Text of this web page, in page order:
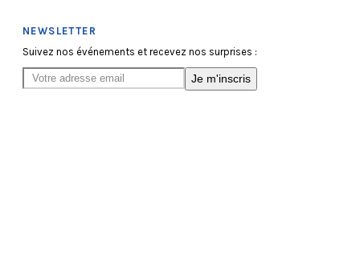
NEWSLETTER
Suivez nos événements et recevez nos surprises :
Je m'inscris